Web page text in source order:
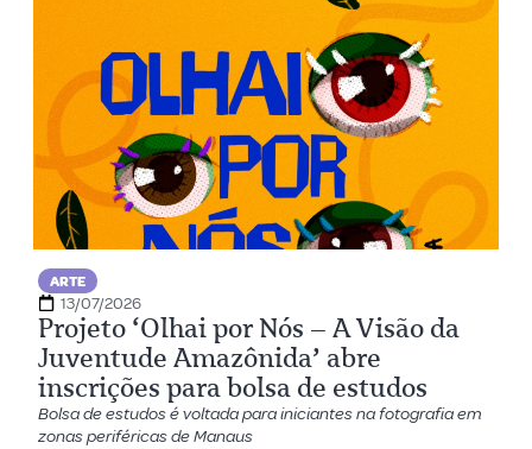
ARTE
13/07/2026
Projeto ‘Olhai por Nós – A Visão da
Juventude Amazônida’ abre
inscrições para bolsa de estudos
Bolsa de estudos é voltada para iniciantes na fotografia em
zonas periféricas de Manaus